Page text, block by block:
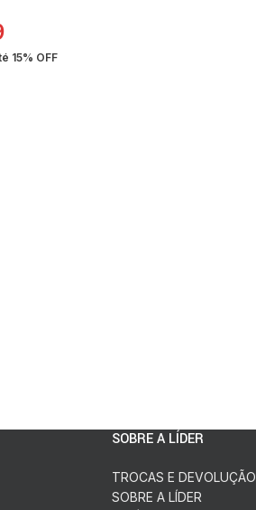
15% OFF
SOBRE A LÍDER
TROCAS E DEVOLUÇÃO
SOBRE A LÍDER